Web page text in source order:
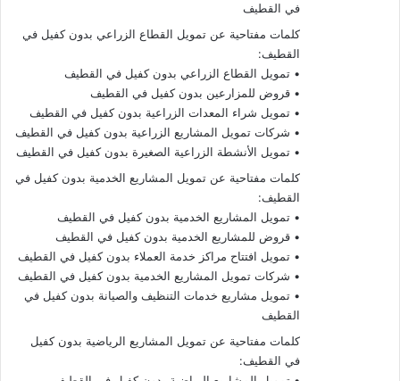
في القطيف
كلمات مفتاحية عن تمويل القطاع الزراعي بدون كفيل في
القطيف:
• تمويل القطاع الزراعي بدون كفيل في القطيف
• قروض للمزارعين بدون كفيل في القطيف
• تمويل شراء المعدات الزراعية بدون كفيل في القطيف
• شركات تمويل المشاريع الزراعية بدون كفيل في القطيف
• تمويل الأنشطة الزراعية الصغيرة بدون كفيل في القطيف
كلمات مفتاحية عن تمويل المشاريع الخدمية بدون كفيل في
القطيف:
• تمويل المشاريع الخدمية بدون كفيل في القطيف
• قروض للمشاريع الخدمية بدون كفيل في القطيف
• تمويل افتتاح مراكز خدمة العملاء بدون كفيل في القطيف
• شركات تمويل المشاريع الخدمية بدون كفيل في القطيف
• تمويل مشاريع خدمات التنظيف والصيانة بدون كفيل في
القطيف
كلمات مفتاحية عن تمويل المشاريع الرياضية بدون كفيل
في القطيف: